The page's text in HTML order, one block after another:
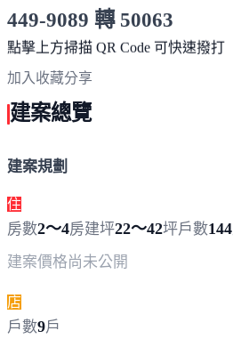
449-9089 轉 50063
服務時間 10:00～19:00
點擊上方掃描 QR Code 可快速撥打
加入收藏分享
建案總覽
建案規劃
住
房數2～4房建坪22～42坪戶數144
建案價格尚未公開
店
戶數9戶